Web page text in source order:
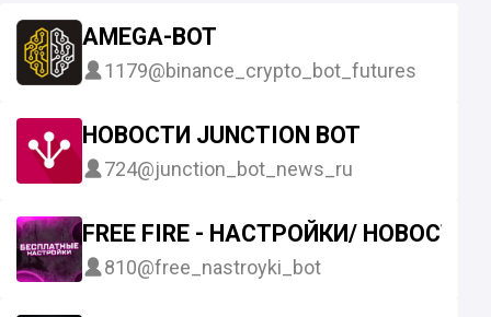
AMEGA-BOT
1179@binance_crypto_bot_futures
НОВОСТИ JUNCTION BOT
724@junction_bot_news_ru
FREE FIRE - НАСТРОЙКИ/
810@free_nastroyki_bot